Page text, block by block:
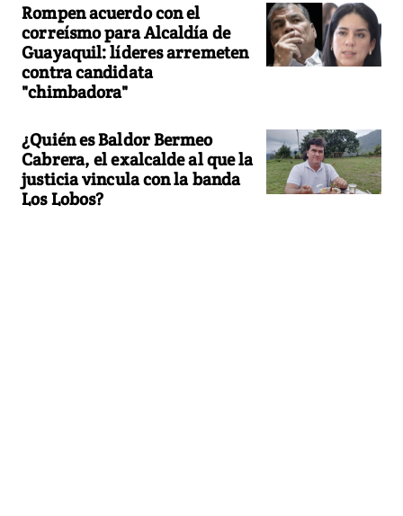
Rompen acuerdo con el
correísmo para Alcaldía de
Guayaquil: líderes arremeten
contra candidata
"chimbadora"
¿Quién es Baldor Bermeo
Cabrera, el exalcalde al que la
justicia vincula con la banda
Los Lobos?